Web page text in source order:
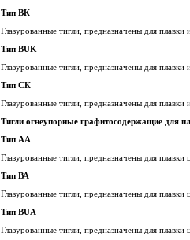
Тип ВК
Глазурованные тигли, предназначены для
Тип BUK
Глазурованные тигли, предназначены для
Тип СК
Глазурованные тигли, предназначены для
Тигли огнеупорные графитосодержащие для
Тип АА
Глазурованные тигли, предназначены для
Тип ВА
Глазурованные тигли, предназначены для
Тип BUA
Глазурованные тигли, предназначены для